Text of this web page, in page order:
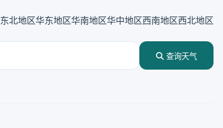
东北地区华东地区华南地区华中地区西南地区西北地区
查询天气